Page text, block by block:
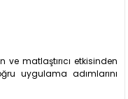
matlaştırıcı etkisinden
uygulama adımlarını